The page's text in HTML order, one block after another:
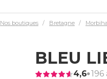
Nos boutiques Bretagne
BLEU
4,6 196